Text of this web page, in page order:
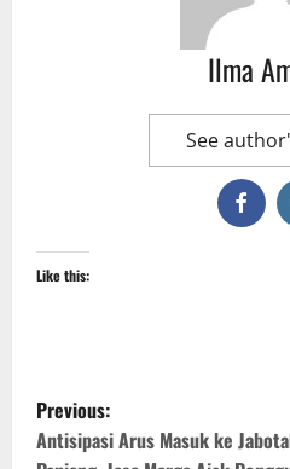
Ilma
See
Like this:
P
o
Previous:
Antisipasi Arus Masuk ke